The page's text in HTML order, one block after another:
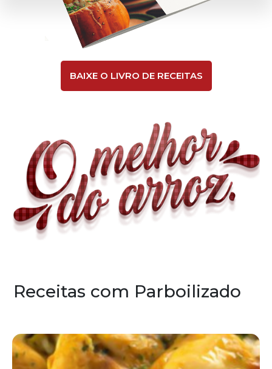
BAIXE O LIVRO DE RECEITAS
Receitas com Parboilizado